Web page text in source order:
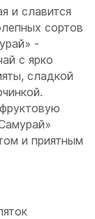
и славится
сортов
-
с ярко
сладкой
и приятным